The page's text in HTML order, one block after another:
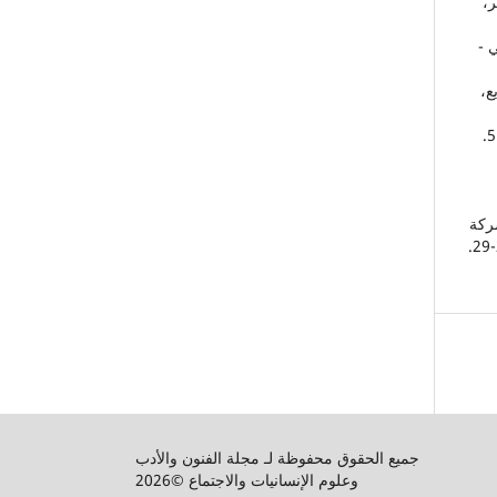
-
8. تقويم جامعة القاهرة - عيد الفضي 56 - 1981 - مطبعة جامعة القاهرة 1981، ص 5.
جميع الحقوق محفوظة لـ مجلة الفنون والأدب
وعلوم الإنسانيات والاجتماع ©2026